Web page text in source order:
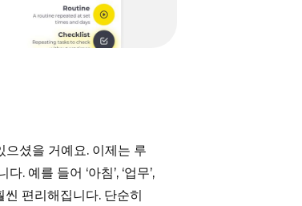
셨을 거예요. 이제는 루
. 예를 들어 ‘아침’, ‘업무’,
씬 편리해집니다. 단순히